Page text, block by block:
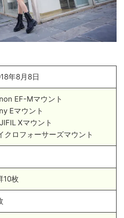
年8月8日
EF-Mマウント
Eマウント
Xマウント
クロフォーサーズマウント
10枚